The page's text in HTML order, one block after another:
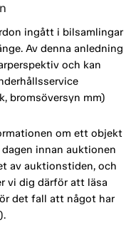
ingått i bilsamlingar
Av denna anledning
och kan
bromsöversyn mm)
om ett objekt
innan auktionen
av auktionstiden, och
vi dig därför att läsa
det fall att något har